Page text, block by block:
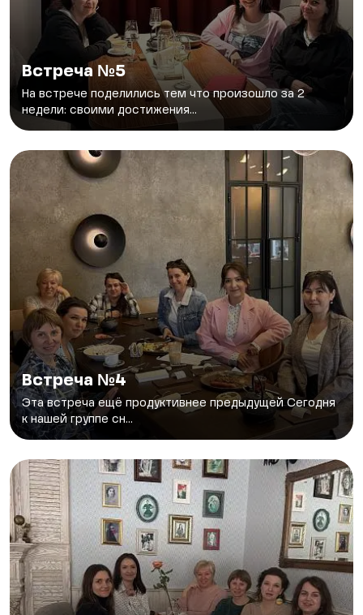
Встреча №5
На встрече поделились тем что произошло за 2
недели: своими достижения...
Встреча №4
Эта встреча ещё продуктивнее предыдущей Сегодня
к нашей группе сн...